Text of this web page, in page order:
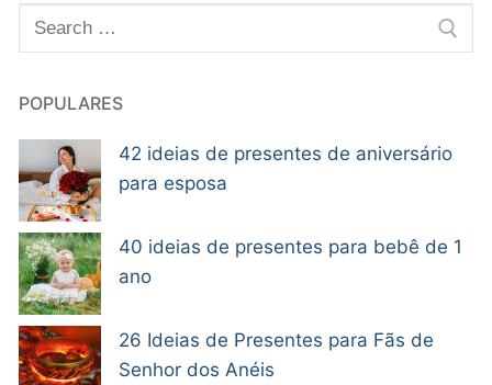
POPULARES
42 ideias de presentes de aniversário
para esposa
40 ideias de presentes para bebê de 1
ano
26 Ideias de Presentes para Fãs de
Senhor dos Anéis